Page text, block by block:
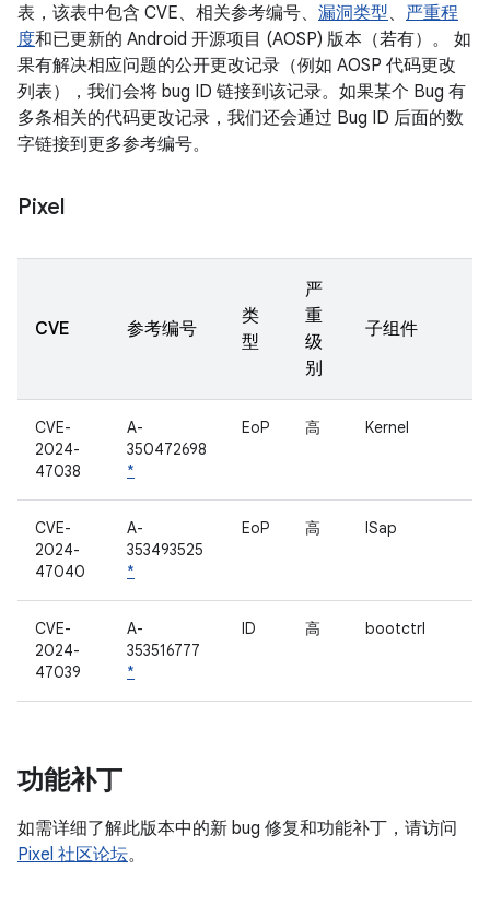
表，该表中包含 CVE、相关参考编号、 漏洞类型、 严重程
度和已更新的 Android 开源项目 (AOSP) 版本（若有）。 如
果有解决相应问题的公开更改记录（例如 AOSP 代码更改
列表），我们会将 bug ID 链接到该记录。如果某个 Bug 有
多条相关的代码更改记录，我们还会通过 Bug ID 后面的数
字链接到更多参考编号。
Pixel
CVE 参考编号
类
型
严
重
级
别
子组件
CVE-
2024-
47038
A-
350472698
*
EoP 高 Kernel
CVE-
2024-
47040
A-
353493525
*
EoP 高 ISap
CVE-
2024-
47039
A-
353516777
*
ID 高 bootctrl
功能补丁
如需详细了解此版本中的新 bug 修复和功能补丁，请访问
Pixel 社区论坛。